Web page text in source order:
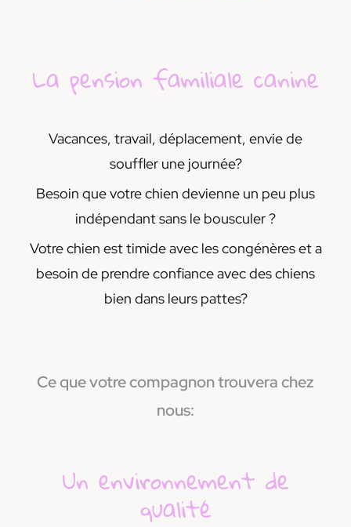
La pension familiale canine
Vacances, travail, déplacement, envie de
souffler une journée?
Besoin que votre chien devienne un peu plus
indépendant sans le bousculer ?
Votre chien est timide avec les congénères et a
besoin de prendre confiance avec des chiens
bien dans leurs pattes?
Ce que votre compagnon trouvera chez
nous:
Un environnement de
qualité